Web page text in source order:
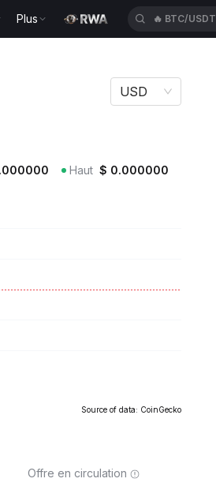
Plus 🔥 BTC/USDT
USD
Haut $ 0.000000
Source of data: CoinGecko
Offre en circulation